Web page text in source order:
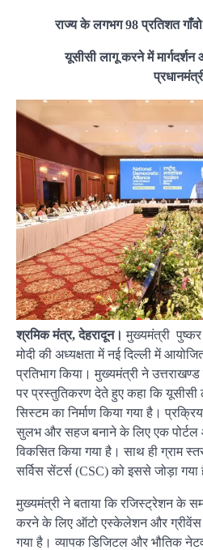
राज्य के लगभग 98 प्रतिशत
यूसीसी लागू करने में
श्रमिक मंत्र, देहरादून। मुख्यमंत्री पुष्कर
मोदी की अध्यक्षता में नई दिल्ली में
प्रतिभाग किया। मुख्यमंत्री ने
पर प्रस्तुतिकरण देते हुए कहा कि
सिस्टम का निर्माण किया गया है।
सुलभ और सहज बनाने के लिए एक पोर्टल
विकसित किया गया है। साथ ही ग्राम
सर्विस सेंटर्स (CSC) को इससे जोड़ा गया
मुख्यमंत्री ने बताया कि रजिस्ट्रेशन के
करने के लिए ऑटो एस्केलेशन और ग्रीवेंस
गया है। व्यापक डिजिटल और भौतिक